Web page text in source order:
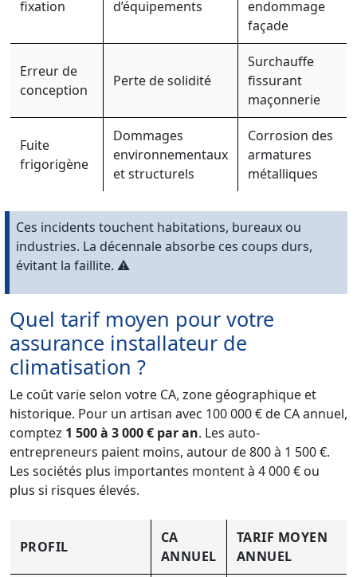
fixation
d’équipements
endommage
façade
Erreur de
conception
Perte de solidité
Surchauffe
fissurant
maçonnerie
Fuite
frigorigène
Dommages
environnementaux
et structurels
Corrosion des
armatures
métalliques
Ces incidents touchent habitations, bureaux ou
industries. La décennale absorbe ces coups durs,
évitant la faillite. ⚠️
Quel tarif moyen pour votre
assurance installateur de
climatisation ?
Le coût varie selon votre CA, zone géographique et
historique. Pour un artisan avec 100 000 € de CA annuel,
comptez 1 500 à 3 000 € par an. Les auto-
entrepreneurs paient moins, autour de 800 à 1 500 €.
Les sociétés plus importantes montent à 4 000 € ou
plus si risques élevés.
PROFIL
CA
ANNUEL
TARIF MOYEN
ANNUEL